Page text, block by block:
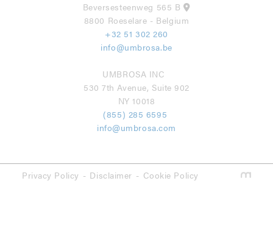
Beversesteenweg 565 B
8800 Roeselare - Belgium
+32 51 302 260
info@umbrosa.be
UMBROSA INC
530 7th Avenue, Suite 902
NY 10018
(855) 285 6595
info@umbrosa.com
Privacy Policy Disclaimer Cookie Policy